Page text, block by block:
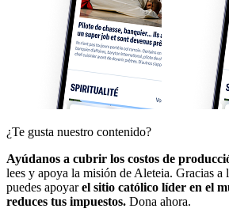
¿Te gusta nuestro contenido?
Ayúdanos a cubrir los costos de
lees y apoya la misión de Aleteia. Gracias a
puedes apoyarel sitio católico líder en el
reduces tus impuestos. Dona ahora.